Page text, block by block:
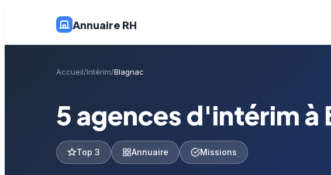
Annuaire RH
Accueil Intérim Blagnac
5 agences d'intérim à
Top 3 Annuaire Missions